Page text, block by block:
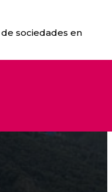
sociedades en